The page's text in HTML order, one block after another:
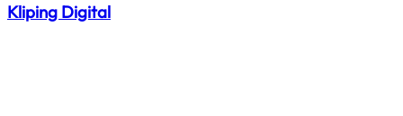
Kliping Digital